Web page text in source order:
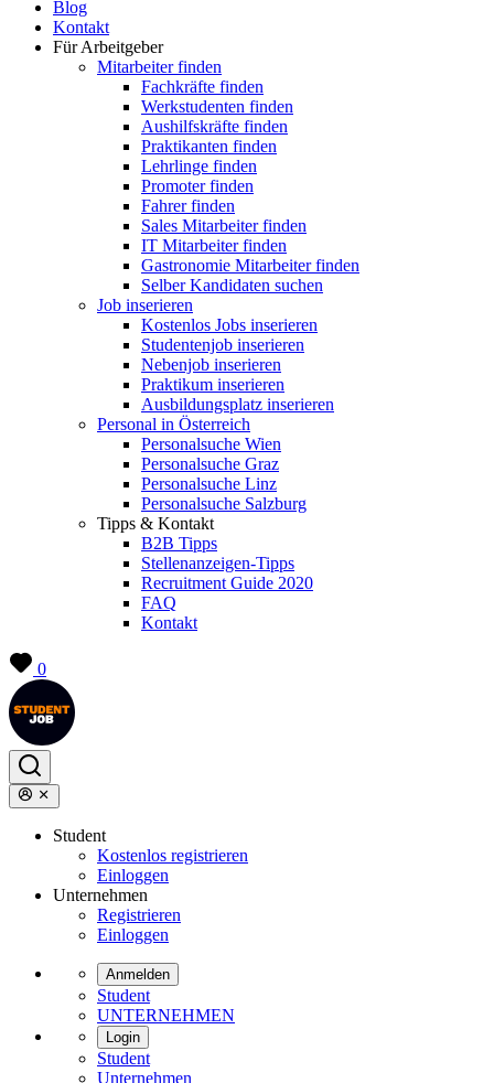
Blog
Kontakt
Für Arbeitgeber
Mitarbeiter finden
Fachkräfte finden
Werkstudenten finden
Aushilfskräfte finden
Praktikanten finden
Lehrlinge finden
Promoter finden
Fahrer finden
Sales Mitarbeiter finden
IT Mitarbeiter finden
Gastronomie Mitarbeiter finden
Selber Kandidaten suchen
Job inserieren
Kostenlos Jobs inserieren
Studentenjob inserieren
Nebenjob inserieren
Praktikum inserieren
Ausbildungsplatz inserieren
Personal in Österreich
Personalsuche Wien
Personalsuche Graz
Personalsuche Linz
Personalsuche Salzburg
Tipps & Kontakt
B2B Tipps
Stellenanzeigen-Tipps
Recruitment Guide 2020
FAQ
Kontakt
0
Student
Kostenlos registrieren
Einloggen
Unternehmen
Registrieren
Einloggen
Anmelden
Student
UNTERNEHMEN
Login
Student
Unternehmen